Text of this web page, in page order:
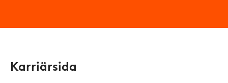
Karriärsida